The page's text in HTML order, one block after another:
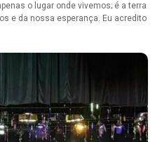
o lugar onde vivemos; é a terra
e da nossa esperança. Eu acredito